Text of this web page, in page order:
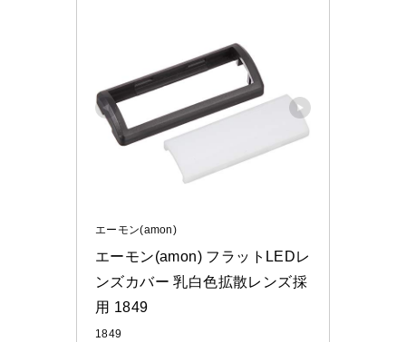
エーモン(amon)
エーモン(amon) フラットLEDレ
ンズカバー 乳白色拡散レンズ採
用 1849
1849